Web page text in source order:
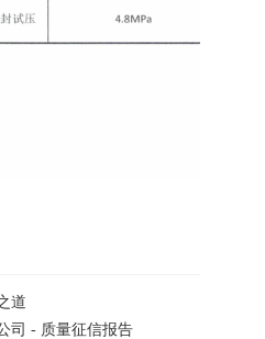
道
司 - 质量征信报告